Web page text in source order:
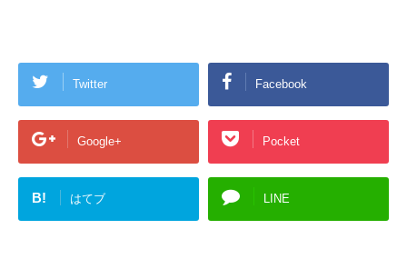
Twitter Facebook
Google+ Pocket
B! はてブ LINE